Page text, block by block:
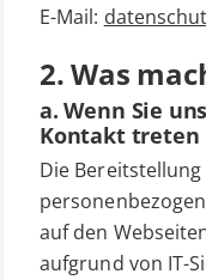
E-Mail:
2. Was
a. Wenn Sie
Kontakt treten
Die
auf den
aufgrund von IT-